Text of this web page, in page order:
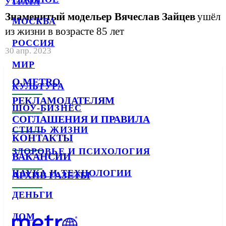
МОСКВА
РОССИЯ
МИР
КУЛЬТУРА
ШОУ-БИЗНЕС
СТИЛЬ ЖИЗНИ
ЗДОРОВЬЕ И ПСИХОЛОГИЯ
НАУКА И ТЕХНОЛОГИИ
ДЕНЬГИ
ДОМ
УТРАТА
Знаменитый модельер Вячеслав Зайцевушёл
из жизни в возрасте 85 лет
30 апр. 2023
О METRO
РЕКЛАМОДАТЕЛЯМ
СОГЛАШЕНИЯ И ПРАВИЛА
КОНТАКТЫ
ВАКАНСИИ
АРХИВ ГАЗЕТЫ